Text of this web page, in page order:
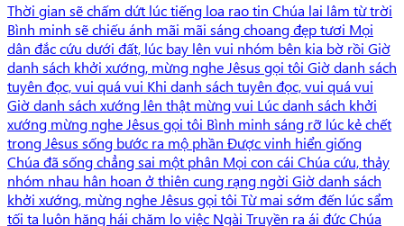
Thời gian sẽ chấm dứt lúc tiếng loa rao tin Chúa lai lâm từ trời
Bình minh sẽ chiếu ánh mãi mãi sáng choang đẹp tươi Mọi
dân đắc cứu dưới đất, lúc bay lên vui nhóm bên kia bờ rồi Giờ
danh sách khởi xướng, mừng nghe Jêsus gọi tôi Giờ danh sách
tuyên đọc, vui quá vui Khi danh sách tuyên đọc, vui quá vui
Giờ danh sách xướng lên thật mừng vui Lúc danh sách khởi
xướng mừng nghe Jêsus gọi tôi Bình minh sáng rỡ lúc kẻ chết
trong Jêsus sống bước ra mộ phần Được vinh hiển giống
Chúa đã sống chẳng sai một phân Mọi con cái Chúa cứu, thảy
nhóm nhau hân hoan ở thiên cung rạng ngời Giờ danh sách
khởi xướng, mừng nghe Jêsus gọi tôi Từ mai sớm đến lúc sẩm
tối ta luôn hăng hái chăm lo việc Ngài Truyền ra ái đức Chúa